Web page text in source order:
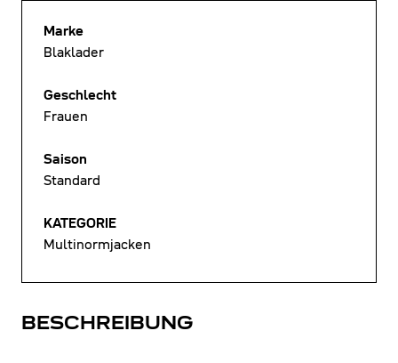
BESCHREIBUNG
Marke
Blaklader
Geschlecht
Frauen
Saison
Standard
KATEGORIE
Multinormjacken